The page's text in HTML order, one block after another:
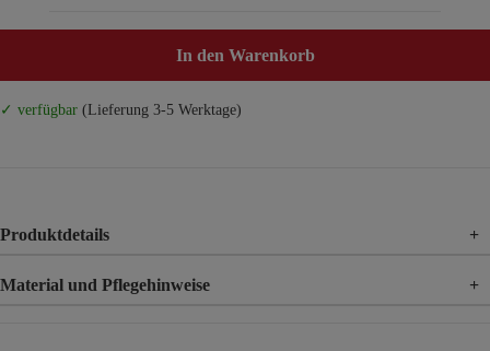
In den Warenkorb
✓ verfügbar (Lieferung 3-5 Werktage)
Produktdetails +
Material und Pflegehinweise +